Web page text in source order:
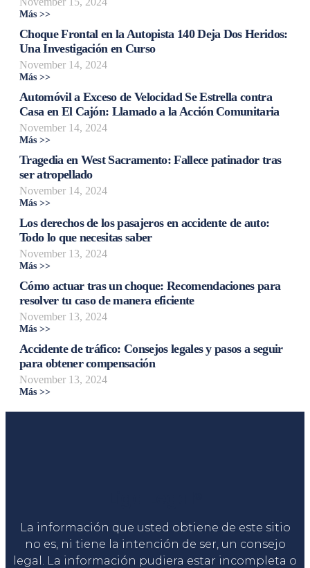
Más >>
Choque Frontal en la Autopista 140 Deja Dos Heridos:
Una Investigación en Curso
November 14, 2024
Más >>
Automóvil a Exceso de Velocidad Se Estrella contra
Casa en El Cajón: Llamado a la Acción Comunitaria
November 14, 2024
Más >>
Tragedia en West Sacramento: Fallece patinador tras
ser atropellado
November 14, 2024
Más >>
Los derechos de los pasajeros en accidente de auto:
Todo lo que necesitas saber
November 13, 2024
Más >>
Cómo actuar tras un choque: Recomendaciones para
resolver tu caso de manera eficiente
November 13, 2024
Más >>
Accidente de tráfico: Consejos legales y pasos a seguir
para obtener compensación
November 13, 2024
Más >>
La información que usted obtiene de este sitio
no es, ni tiene la intención de ser, un consejo
legal. La información pudiera estar incompleta o